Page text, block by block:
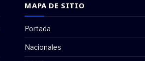
MAPA DE SITIO
Portada
Nacionales